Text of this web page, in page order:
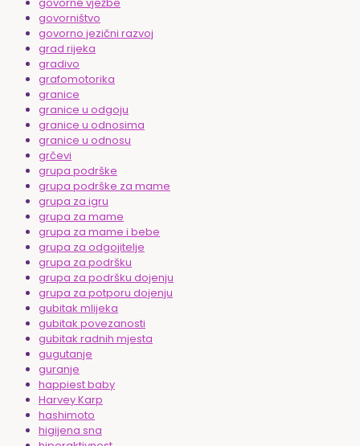
govorništvo
govorno jezični razvoj
grad rijeka
gradivo
grafomotorika
granice
granice u odgoju
granice u odnosima
granice u odnosu
grčevi
grupa podrške
grupa podrške za mame
grupa za igru
grupa za mame
grupa za mame i bebe
grupa za odgojitelje
grupa za podršku
grupa za podršku dojenju
grupa za potporu dojenju
gubitak mlijeka
gubitak povezanosti
gubitak radnih mjesta
gugutanje
guranje
happiest baby
Harvey Karp
hashimoto
higijena sna